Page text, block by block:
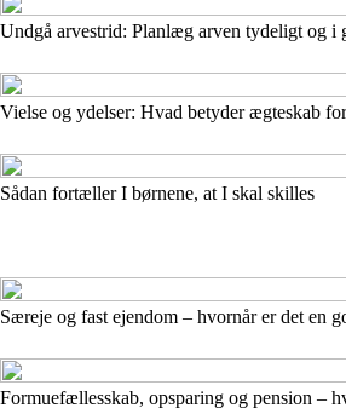
Undgå arvestrid: Planlæg arven tydeligt og i
Vielse og ydelser: Hvad betyder ægteskab
Sådan fortæller I børnene, at I skal skilles
Særeje og fast ejendom – hvornår er det en
Formuefællesskab, opsparing og pension –